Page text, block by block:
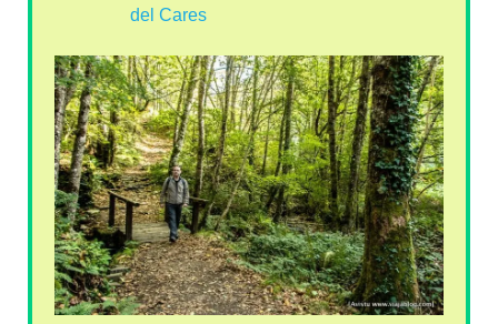
del Cares